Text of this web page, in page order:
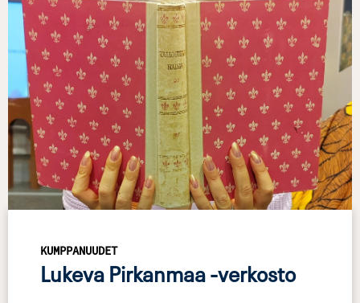
KUMPPANUUDET
Lukeva Pirkanmaa -verkosto